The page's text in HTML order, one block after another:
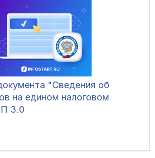
"Сведения об
на едином налоговом
3.0